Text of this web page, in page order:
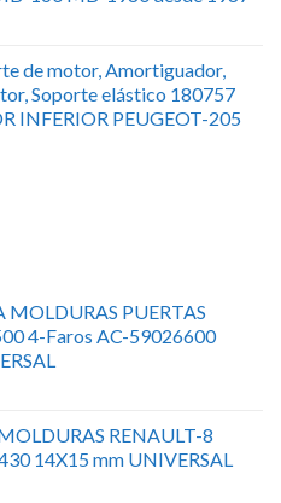
de motor, Amortiguador,
Soporte elástico 180757
INFERIOR PEUGEOT-205
MOLDURAS PUERTAS
4-Faros AC-59026600
RENAULT-8
14X15 mm UNIVERSAL